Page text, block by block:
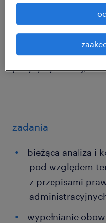
ambitnych projektów
chcesz brać udział
infrastruktury
sobie pracę w
pozycji rynkowej, ta
zadania
bieżąca analiza i
pod względem
z przepisami
wypełnianie